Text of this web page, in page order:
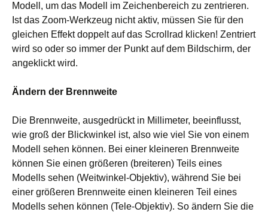
Modell, um das Modell im Zeichenbereich zu zentrieren.
Ist das Zoom-Werkzeug nicht aktiv, müssen Sie für den
gleichen Effekt doppelt auf das Scrollrad klicken! Zentriert
wird so oder so immer der Punkt auf dem Bildschirm, der
angeklickt wird.
Ändern der Brennweite
Die Brennweite, ausgedrückt in Millimeter, beeinflusst,
wie groß der Blickwinkel ist, also wie viel Sie von einem
Modell sehen können. Bei einer kleineren Brennweite
können Sie einen größeren (breiteren) Teils eines
Modells sehen (Weitwinkel-Objektiv), während Sie bei
einer größeren Brennweite einen kleineren Teil eines
Modells sehen können (Tele-Objektiv). So ändern Sie die